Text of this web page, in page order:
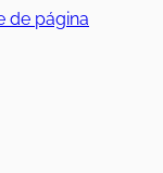
de página